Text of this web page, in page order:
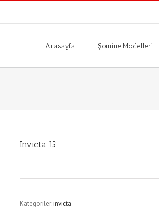
Anasayfa Şömine Modelleri
Invicta 15
Kategoriler:invicta